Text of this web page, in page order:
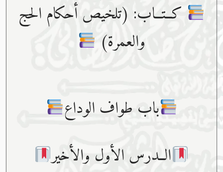
كــتــاب: (تلخيص أحكام الحج
والعمرة)
باب طواف الوداع
الــدرس الأول والأخير